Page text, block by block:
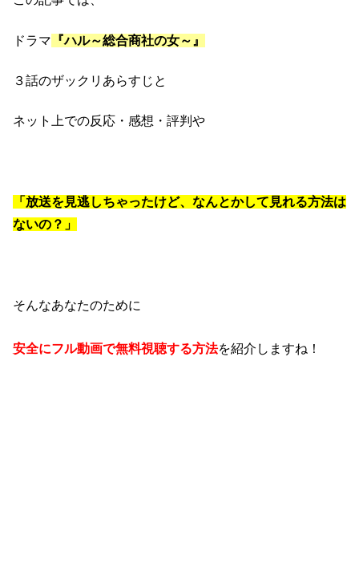
ドラマ 『ハル～総合商社の女～』
３話のザックリあらすじと
ネット上での反応・感想・評判や
「放送を見逃しちゃったけど、なんとかして見れる方法は
ないの？」
そんなあなたのために
安全にフル動画で無料視聴する方法を紹介しますね！